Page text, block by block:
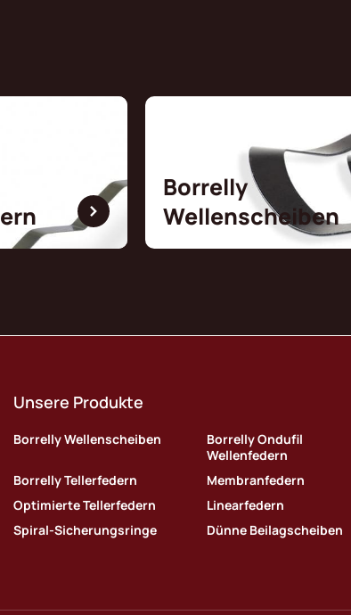
Borrelly
Wellenscheiben
Unsere Produkte
Borrelly Wellenscheiben
Borrelly Ondufil
Wellenfedern
Borrelly Tellerfedern
Membranfedern
Optimierte Tellerfedern
Linearfedern
Spiral-Sicherungsringe
Dünne Beilagscheiben